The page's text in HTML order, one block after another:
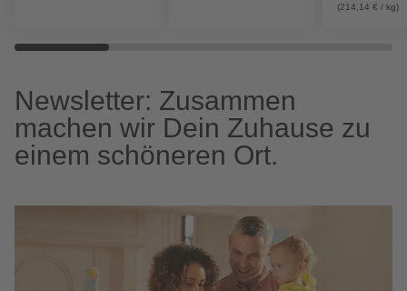
(214,14 € / kg)
Newsletter: Zusammen
machen wir Dein Zuhause zu
einem schöneren Ort.